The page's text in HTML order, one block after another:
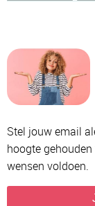
Stel jouw email
hoogte
wensen voldoen.